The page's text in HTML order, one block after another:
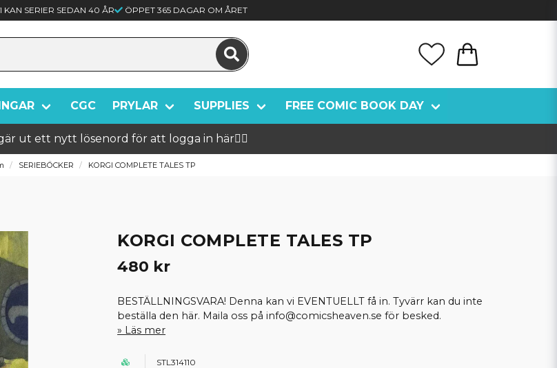
KAN SERIER SEDAN 40 ÅR ÖPPET 365 DAGAR OM ÅRET
CGC PRYLAR SUPPLIES FREE COMIC BOOK DAY
ut ett nytt lösenord för att logga in här🦸‍♂️
SERIEBÖCKER KORGI COMPLETE TALES TP
KORGI COMPLETE TALES TP
480 kr
BESTÄLLNINGSVARA! Denna kan vi EVENTUELLT få in. Tyvärr kan du inte
beställa den här. Maila oss på info@comicsheaven.se för besked.
Läs mer
STL314110